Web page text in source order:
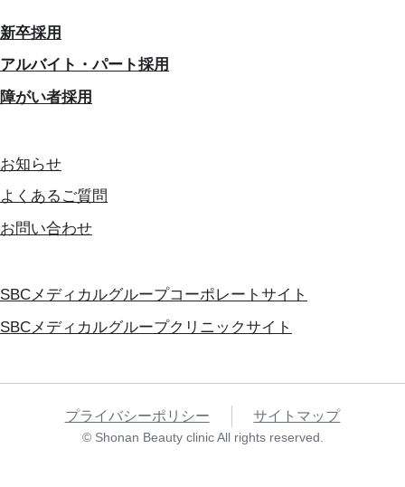
新卒採用
アルバイト・パート採用
障がい者採用
お知らせ
よくあるご質問
お問い合わせ
SBCメディカルグループコーポレートサイト
SBCメディカルグループクリニックサイト
プライバシーポリシー サイトマップ
© Shonan Beauty clinic All rights reserved.